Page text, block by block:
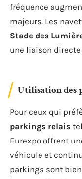
fréquence
majeurs. Les
Stade des
une liaison directe
Utilisation des
Pour ceux qui
parkings relais
Eurexpo offrent
véhicule et
parkings sont